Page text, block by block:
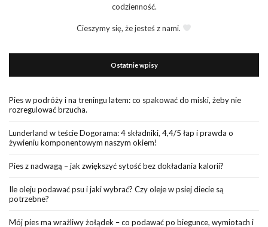
codzienność.
Cieszymy się, że jesteś z nami.
Ostatnie wpisy
Pies w podróży i na treningu latem: co spakować do miski, żeby nie
rozregulować brzucha.
Lunderland w teście Dogorama: 4 składniki, 4,4/5 łap i prawda o
żywieniu komponentowym naszym okiem!
Pies z nadwagą – jak zwiększyć sytość bez dokładania kalorii?
Ile oleju podawać psu i jaki wybrać? Czy oleje w psiej diecie są
potrzebne?
Mój pies ma wrażliwy żołądek – co podawać po biegunce, wymiotach i